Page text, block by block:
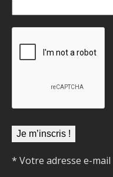
* Votre adresse e-